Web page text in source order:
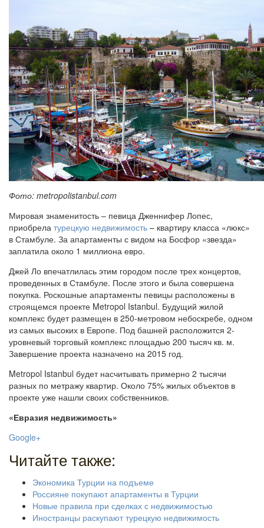
Фото: metropolistanbul.com
Мировая знаменитость – певица Дженнифер Лопес,
приобрела турецкую недвижимость – квартиру класса «люкс»
в Стамбуле. За апартаменты с видом на Босфор «звезда»
заплатила около 1 миллиона евро.
Джей Ло впечатлилась этим городом после трех концертов,
проведенных в Стамбуле. После этого и была совершена
покупка. Роскошные апартаменты певицы расположены в
строящемся проекте Metropol Istanbul. Будущий жилой
комплекс будет размещен в 250-метровом небоскребе, одном
из самых высоких в Европе. Под башней расположится 2-
уровневый торговый комплекс площадью 200 тысяч кв. м.
Завершение проекта назначено на 2015 год.
Metropol Istanbul будет насчитывать примерно 2 тысячи
разных по метражу квартир. Около 75% жилых объектов в
проекте уже нашли своих собственников.
«Евразия недвижимость»
Google+
Читайте также:
Экономика Турции на подъеме
Россияне покупают апартаменты в Турции
Новые правила при сделках с недвижимостью
Иностранцы раскупают турецкую недвижимость